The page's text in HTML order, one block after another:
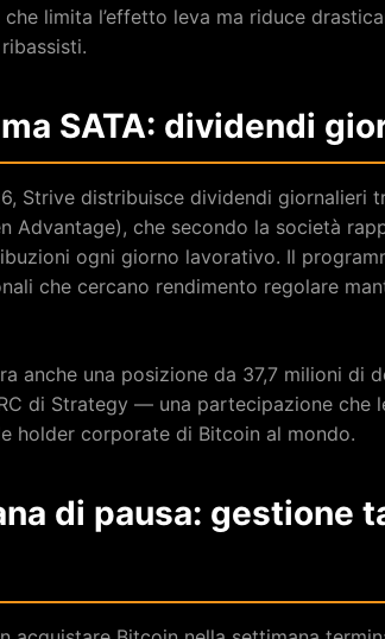
limita l’effetto leva ma riduce
SATA: dividendi
Strive distribuisce dividendi giornalieri
Advantage), che secondo la società
ogni giorno lavorativo. Il
che cercano rendimento regolare
anche una posizione da 37,7 milioni di
di Strategy — una partecipazione che
holder corporate di Bitcoin al mondo.
di pausa: gestione